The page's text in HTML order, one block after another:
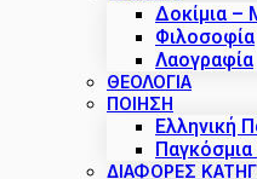
Δοκίμια –
Φιλοσοφία
Λαογραφία
ΘΕΟΛΟΓΙΑ
ΠΟΙΗΣΗ
Ελληνική
ΔΙΑΦΟΡΕΣ